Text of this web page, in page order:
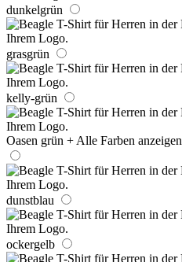
dunkelgrün
grasgrün
kelly-grün
Oasen grün + Alle Farben anzeigen
dunstblau
ockergelb